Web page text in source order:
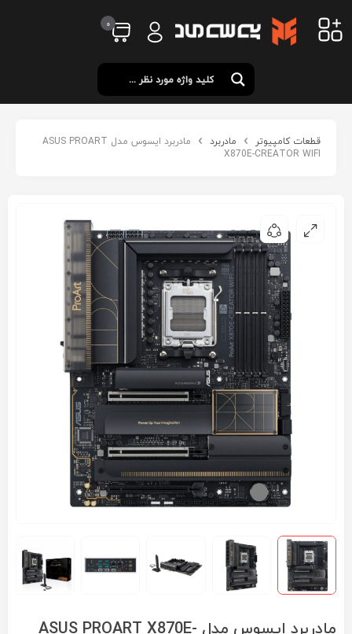
0
قطعات کامپیوتر مادربرد
مادربرد ایسوس مدل ASUS PROART
X870E-CREATOR WIFI
مادربرد ایسوس مدل ASUS PROART X870E-